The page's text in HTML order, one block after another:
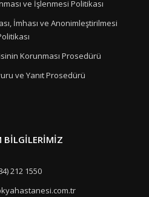
ve İşlenmesi Politikası
İmhası ve Anonimleştirilmesi
Korunması Prosedürü
ve Yanıt Prosedürü
BILGILERIMIZ
212 1550